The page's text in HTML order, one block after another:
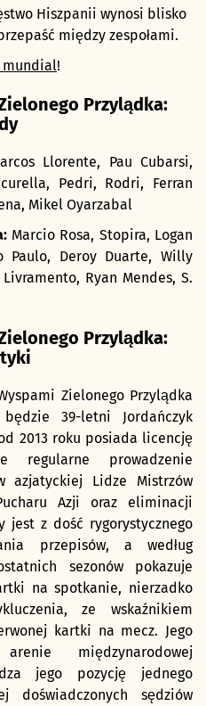
Hiszpanii wynosi blisko
między zespołami.
mundial!
Przylądka:
Llorente, Pau Cubarsi,
Pedri, Rodri, Ferran
Mikel Oyarzabal
Marcio Rosa, Stopira, Logan
Paulo, Deroy Duarte, Willy
Ryan Mendes, S.
Przylądka:
Zielonego Przylądka
39-letni Jordańczyk
2013 roku posiada licencję
prowadzenie
azjatyckiej Lidze Mistrzów
Azji oraz eliminacji
z dość rygorystycznego
przepisów, a według
sezonów pokazuje
na spotkanie, nierzadko
ze wskaźnikiem
kartki na mecz. Jego
międzynarodowej
jego pozycję jednego
doświadczonych sędziów